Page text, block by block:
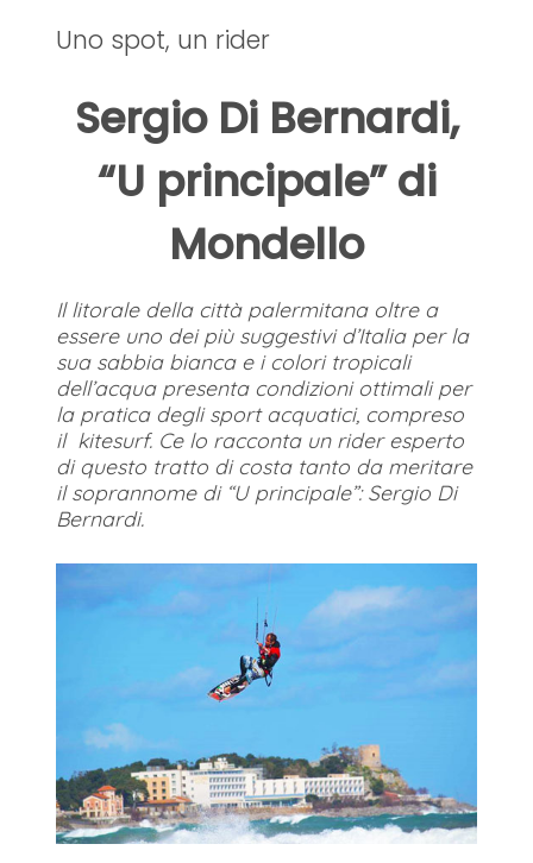
Uno spot, un rider
Sergio Di Bernardi,
“U principale” di
Mondello
Il litorale della città palermitana oltre a
essere uno dei più suggestivi d’Italia per la
sua sabbia bianca e i colori tropicali
dell’acqua presenta condizioni ottimali per
la pratica degli sport acquatici, compreso
il kitesurf. Ce lo racconta un rider esperto
di questo tratto di costa tanto da meritare
il soprannome di “U principale”: Sergio Di
Bernardi.